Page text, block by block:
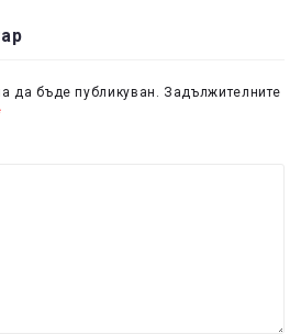
да бъде публикуван. Задължителните